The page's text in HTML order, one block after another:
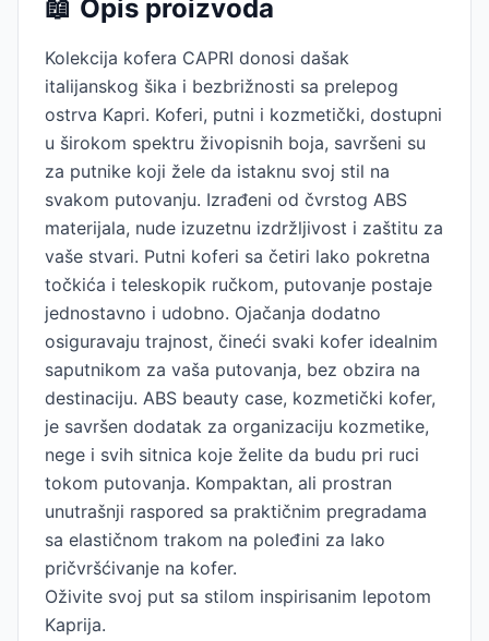
📖 Opis proizvoda
Kolekcija kofera CAPRI donosi dašak
italijanskog šika i bezbrižnosti sa prelepog
ostrva Kapri. Koferi, putni i kozmetički, dostupni
u širokom spektru živopisnih boja, savršeni su
za putnike koji žele da istaknu svoj stil na
svakom putovanju. Izrađeni od čvrstog ABS
materijala, nude izuzetnu izdržljivost i zaštitu za
vaše stvari. Putni koferi sa četiri lako pokretna
točkića i teleskopik ručkom, putovanje postaje
jednostavno i udobno. Ojačanja dodatno
osiguravaju trajnost, čineći svaki kofer idealnim
saputnikom za vaša putovanja, bez obzira na
destinaciju. ABS beauty case, kozmetički kofer,
je savršen dodatak za organizaciju kozmetike,
nege i svih sitnica koje želite da budu pri ruci
tokom putovanja. Kompaktan, ali prostran
unutrašnji raspored sa praktičnim pregradama
sa elastičnom trakom na poleđini za lako
pričvršćivanje na kofer.
Oživite svoj put sa stilom inspirisanim lepotom
Kaprija.